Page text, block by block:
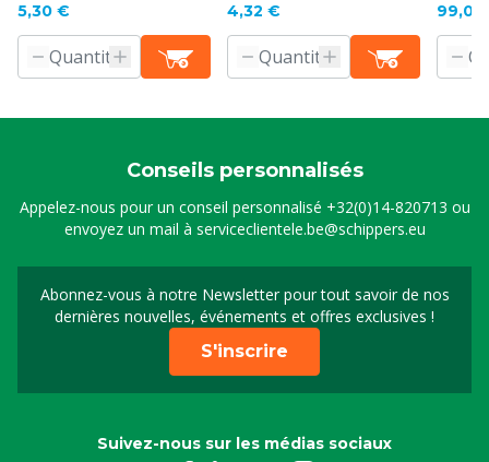
5,30 € 4,32 €
Conseils personnalisés
Appelez-nous pour un conseil personnalisé +32(0)14-820713 ou
envoyez un mail à serviceclientele.be@schippers.eu
Abonnez-vous à notre Newsletter pour tout savoir de nos
dernières nouvelles, événements et offres exclusives !
Inscrivez-vous à notre
S'inscrire
Suivez-nous sur les médias sociaux